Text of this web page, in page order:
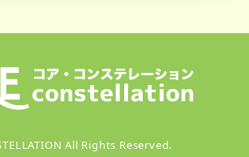
All Rights Reserved.